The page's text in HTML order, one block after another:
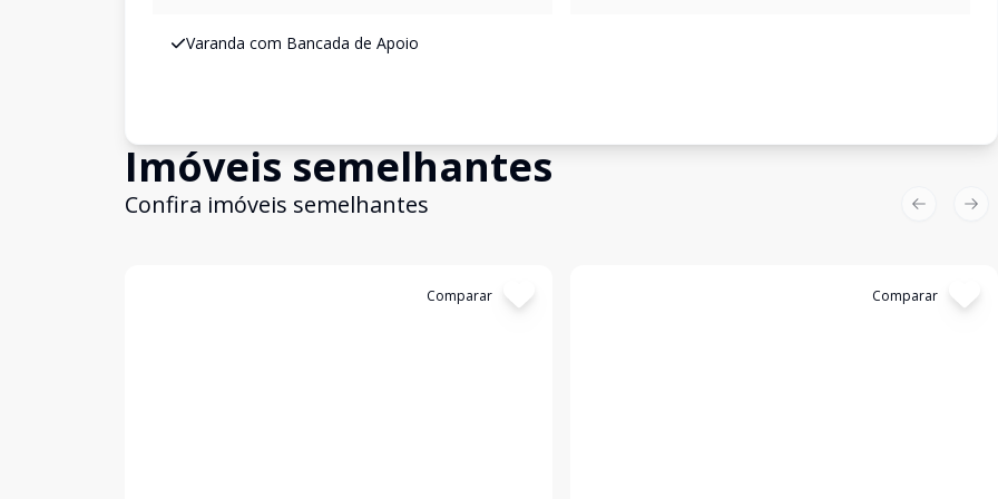
Varanda com Bancada de Apoio
Imóveis semelhantes
Confira imóveis semelhantes
Comparar Comparar
Previous